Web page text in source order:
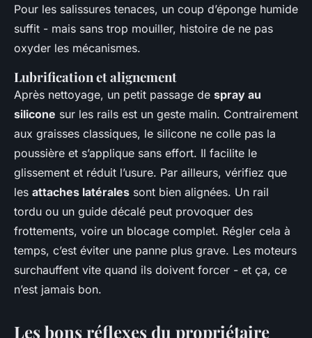
Pour les salissures tenaces, un coup d’éponge humide
suffit - mais sans trop mouiller, histoire de ne pas
oxyder les mécanismes.
Lubrification et alignement
Après nettoyage, un petit passage de spray au
silicone sur les rails est un geste malin. Contrairement
aux graisses classiques, le silicone ne colle pas la
poussière et s’applique sans effort. Il facilite le
glissement et réduit l’usure. Par ailleurs, vérifiez que
les attaches latérales sont bien alignées. Un rail
tordu ou un guide décalé peut provoquer des
frottements, voire un blocage complet. Régler cela à
temps, c’est éviter une panne plus grave. Les moteurs
surchauffent vite quand ils doivent forcer - et ça, ce
n’est jamais bon.
Les bons réflexes du propriétaire